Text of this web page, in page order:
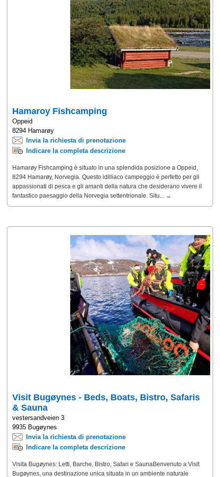
Hamaroy Fishcamping
Oppeid
8294 Hamarøy
Invia la richiesta di prenotazione
Indicare la completa descrizione
Hamarøy Fishcamping è situato in una splendida posizione a Oppeid,
8294 Hamarøy, Norvegia. Questo idilliaco campeggio è perfetto per gli
appassionati di pesca e gli amanti della natura che desiderano vivere il
fantastico paesaggio della Norvegia settentrionale. Situ... →
Visit Bugøynes - Beds, Boats, Bistro, Safaris
& Sauna
vestersandveien 3
9935 Bugøynes
Invia la richiesta di prenotazione
Indicare la completa descrizione
Visita Bugøynes: Letti, Barche, Bistro, Safari e SaunaBenvenuto a Visit
Bugøynes, una destinazione unica situata in un ambiente naturale